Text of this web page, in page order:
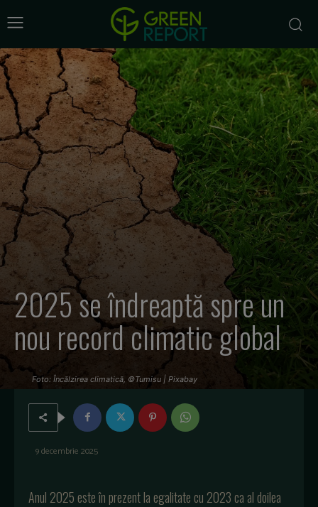
2025 se îndreaptă spre un
nou record climatic global
Foto: Încălzirea climatică, ©Tumisu | Pixabay
9 decembrie 2025
Anul 2025 esteînprezentlaegalitatecu 2023 ca aldoilea